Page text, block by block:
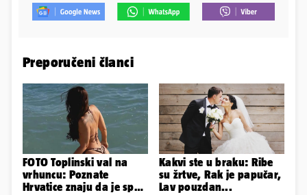
Preporučeni članci
FOTO Toplinski val na
vrhuncu: Poznate
Hrvatice znaju da je spas
Kakvi ste u braku: Ribe
su žrtve, Rak je papučar,
Lav pouzdan...